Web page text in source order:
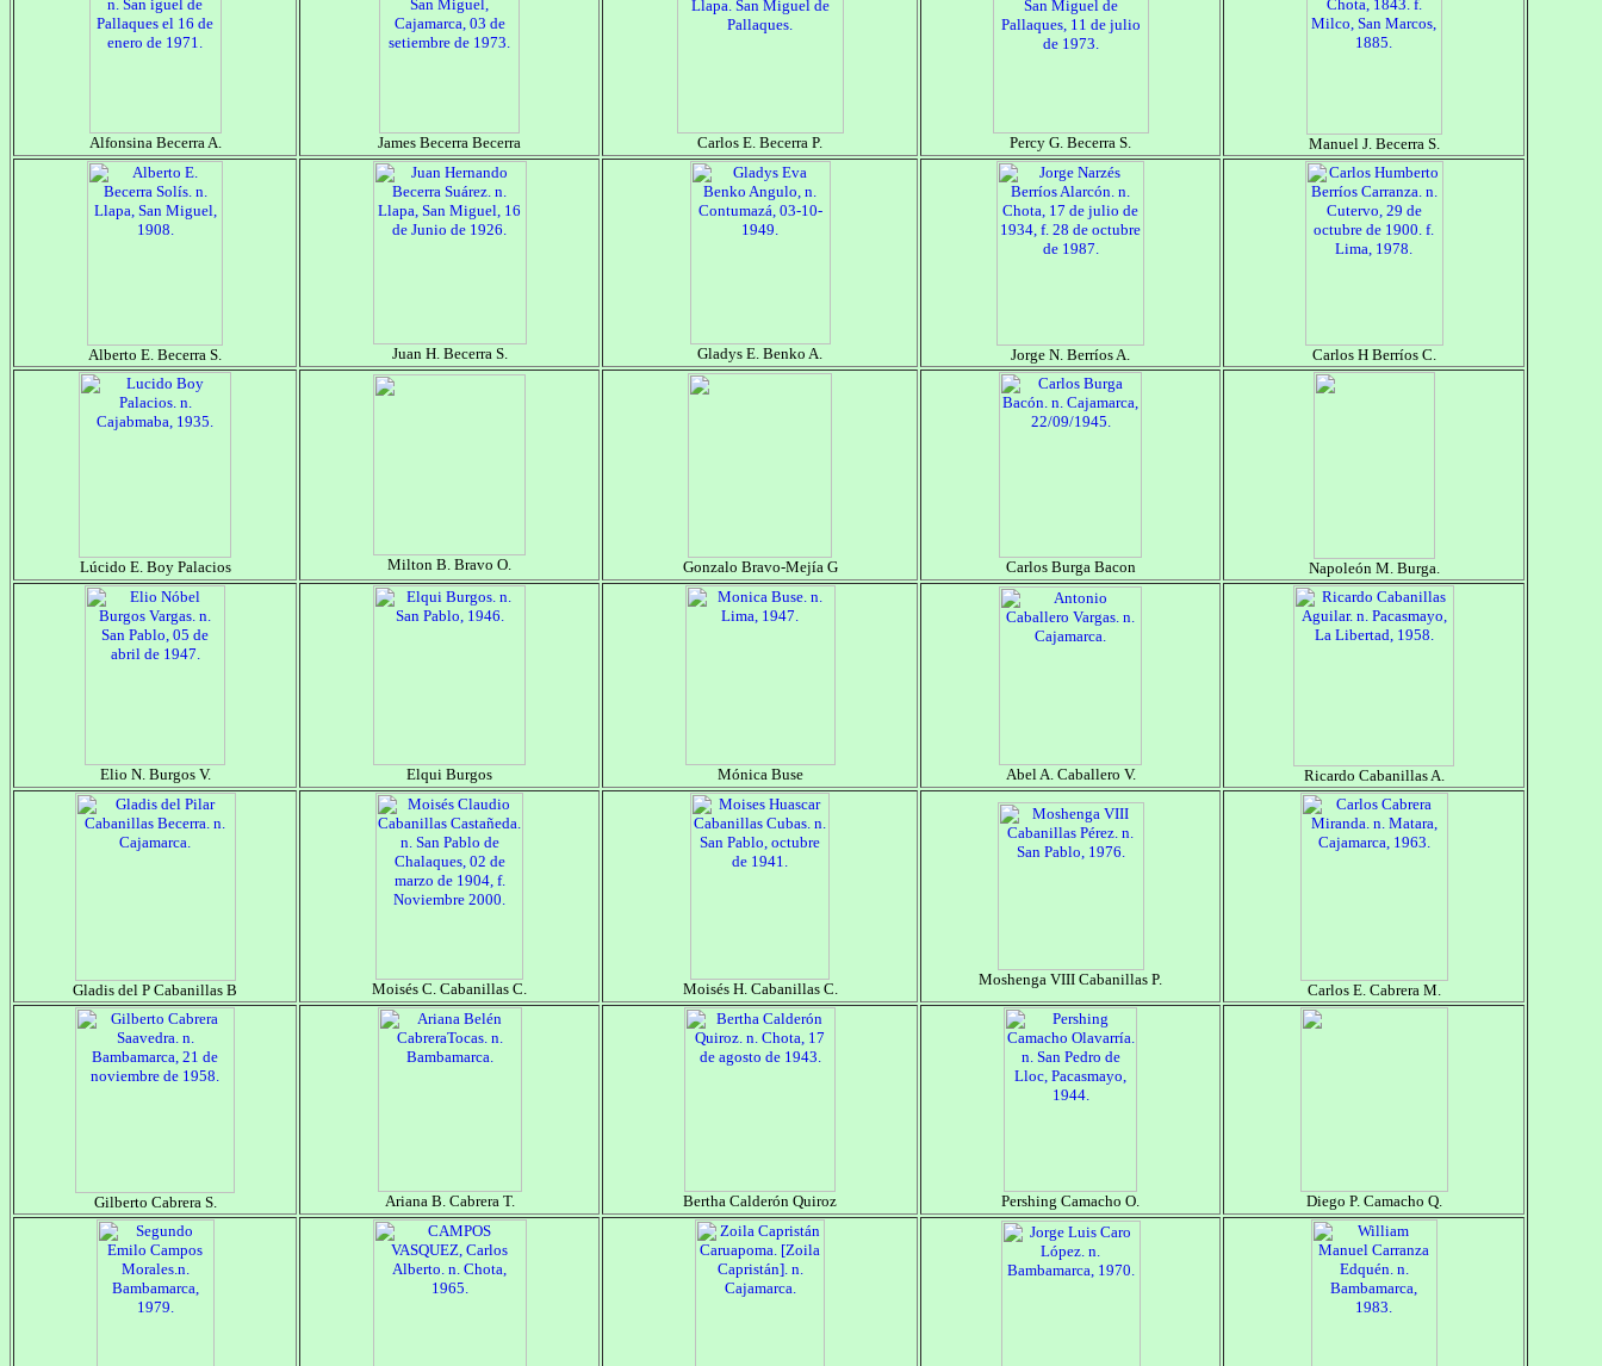
Alfonsina Becerra A. James Becerra Becerra Carlos E. Becerra P. Percy G. Becerra S. Manuel J. Becerra S.
Alberto E. Becerra S. Juan H. Becerra S. Gladys E. Benko A. Jorge N. Berríos A. Carlos H Berríos C.
Lúcido E. Boy Palacios Milton B. Bravo O. Gonzalo Bravo-Mejía G Carlos Burga Bacon Napoleón M. Burga.
Elio N. Burgos V. Elqui Burgos Mónica Buse Abel A. Caballero V. Ricardo Cabanillas A.
Gladis del P Cabanillas B Moisés C. Cabanillas C. Moisés H. Cabanillas C.
Moshenga VIII Cabanillas P.
Carlos E. Cabrera M.
Gilberto Cabrera S. Ariana B. Cabrera T. Bertha Calderón Quiroz Pershing Camacho O. Diego P. Camacho Q.